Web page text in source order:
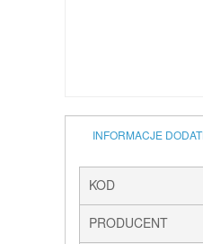
INFORMACJE
KOD
PRODUCENT